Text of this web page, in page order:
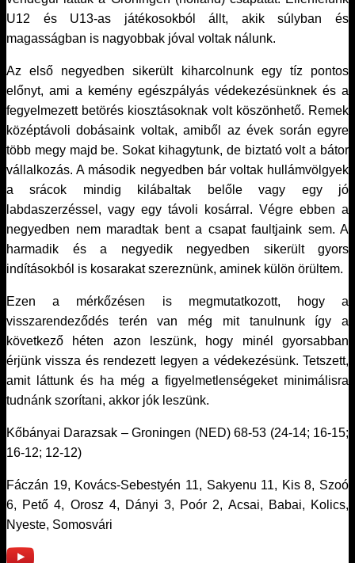
U12 és U13-as játékosokból állt, akik súlyban és
magasságban is nagyobbak jóval voltak nálunk.
Az első negyedben sikerült kiharcolnunk egy tíz pontos
előnyt, ami a kemény egészpályás védekezésünknek és a
fegyelmezett betörés kiosztásoknak volt köszönhető. Remek
középtávoli dobásaink voltak, amiből az évek során egyre
több megy majd be. Sokat kihagytunk, de biztató volt a bátor
vállalkozás. A második negyedben bár voltak hullámvölgyek
a srácok mindig kilábaltak belőle vagy egy jó
labdaszerzéssel, vagy egy távoli kosárral. Végre ebben a
negyedben nem maradtak bent a csapat faultjaink sem. A
harmadik és a negyedik negyedben sikerült gyors
indításokból is kosarakat szereznünk, aminek külön örültem.
Ezen a mérkőzésen is megmutatkozott, hogy a
visszarendeződés terén van még mit tanulnunk így a
következő héten azon leszünk, hogy minél gyorsabban
érjünk vissza és rendezett legyen a védekezésünk. Tetszett,
amit láttunk és ha még a figyelmetlenségeket minimálisra
tudnánk szorítani, akkor jók leszünk.
Kőbányai Darazsak – Groningen (NED) 68-53 (24-14; 16-15;
16-12; 12-12)
Fáczán 19, Kovács-Sebestyén 11, Sakyenu 11, Kis 8, Szoó
6, Pető 4, Orosz 4, Dányi 3, Poór 2, Acsai, Babai, Kolics,
Nyeste, Somosvári